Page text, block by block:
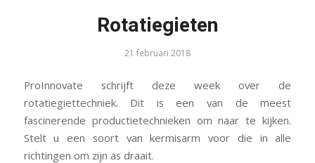
Rotatiegieten
21 februari 2018
ProInnovate schrijft deze week over de
rotatiegiettechniek. Dit is een van de meest
fascinerende productietechnieken om naar te kijken.
Stelt u een soort van kermisarm voor die in alle
richtingen om zijn as draait.